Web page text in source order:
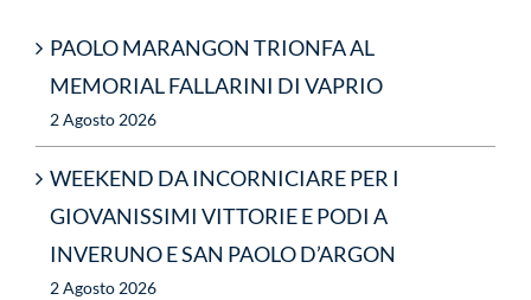
PAOLO MARANGON TRIONFA AL
MEMORIAL FALLARINI DI VAPRIO
2 Agosto 2026
WEEKEND DA INCORNICIARE PER I
GIOVANISSIMI VITTORIE E PODI A
INVERUNO E SAN PAOLO D’ARGON
2 Agosto 2026